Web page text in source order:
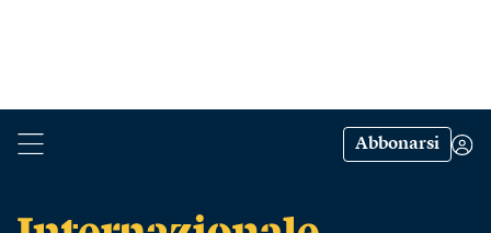
Abbonarsi